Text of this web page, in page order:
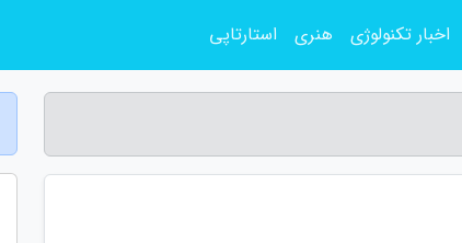
اخبار تکنولوژی هنری استارتاپی